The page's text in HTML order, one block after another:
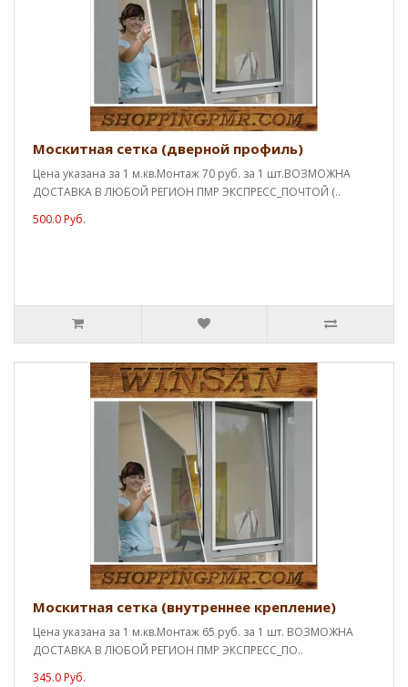
Москитная сетка (дверной профиль)
Цена указана за 1 м.кв.Монтаж 70 руб. за 1 шт.ВОЗМОЖНА
ДОСТАВКА В ЛЮБОЙ РЕГИОН ПМР ЭКСПРЕСС_ПОЧТОЙ (..
500.0 Руб.
Москитная сетка (внутреннее крепление)
Цена указана за 1 м.кв.Монтаж 65 руб. за 1 шт. ВОЗМОЖНА
ДОСТАВКА В ЛЮБОЙ РЕГИОН ПМР ЭКСПРЕСС_ПО..
345.0 Руб.